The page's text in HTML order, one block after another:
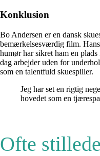
Konklusion
Bo Andersen er en dansk
bemærkelsesværdig film.
humør har sikret ham en
dag arbejder uden for
som en talentfuld skuespiller.
Jeg har set en rigtig
hovedet som en
Ofte